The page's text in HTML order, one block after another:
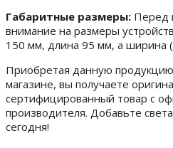
Габаритные размеры: Перед
внимание на размеры
150 мм, длина 95 мм, а ширина
Приобретая данную
магазине, вы получаете
сертифицированный товар с
производителя. Добавьте
сегодня!